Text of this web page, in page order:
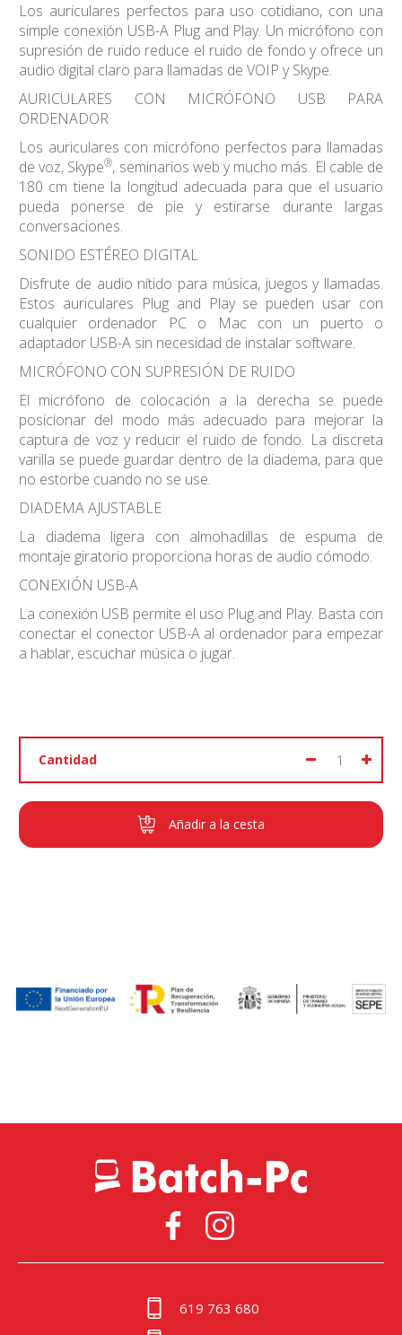
Los auriculares perfectos para uso cotidiano, con una
simple conexión USB-A Plug and Play. Un micrófono con
supresión de ruido reduce el ruido de fondo y ofrece un
audio digital claro para llamadas de VOIP y Skype.
AURICULARES CON MICRÓFONO USB PARA
ORDENADOR
Los auriculares con micrófono perfectos para llamadas
de voz, Skype®, seminarios web y mucho más. El cable de
180 cm tiene la longitud adecuada para que el usuario
pueda ponerse de pie y estirarse durante largas
conversaciones.
SONIDO ESTÉREO DIGITAL
Disfrute de audio nítido para música, juegos y llamadas.
Estos auriculares Plug and Play se pueden usar con
cualquier ordenador PC o Mac con un puerto o
adaptador USB-A sin necesidad de instalar software.
MICRÓFONO CON SUPRESIÓN DE RUIDO
El micrófono de colocación a la derecha se puede
posicionar del modo más adecuado para mejorar la
captura de voz y reducir el ruido de fondo. La discreta
varilla se puede guardar dentro de la diadema, para que
no estorbe cuando no se use.
DIADEMA AJUSTABLE
La diadema ligera con almohadillas de espuma de
montaje giratorio proporciona horas de audio cómodo.
CONEXIÓN USB-A
La conexión USB permite el uso Plug and Play. Basta con
conectar el conector USB-A al ordenador para empezar
a hablar, escuchar música o jugar.
Cantidad
Añadir a la cesta
619 763 680